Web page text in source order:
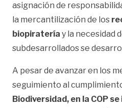
asignación de
la mercantilización de los
biopiratería y la necesidad
subdesarrollados se
A pesar de avanzar en los
seguimiento al
Biodiversidad, en la COP